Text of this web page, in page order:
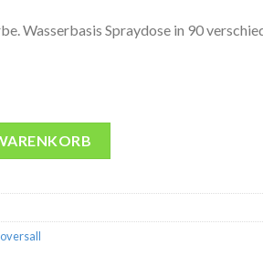
Wasserbasis Spraydose in 90